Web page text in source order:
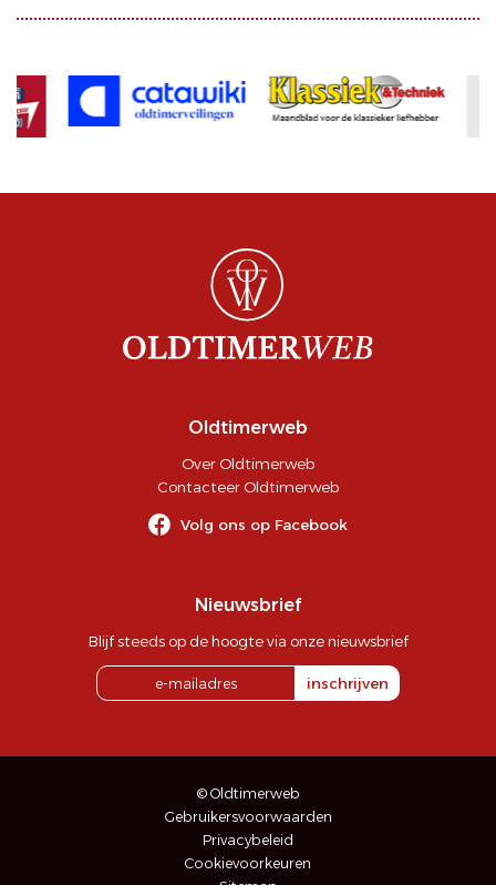
Oldtimerweb
Over Oldtimerweb
Contacteer Oldtimerweb
Volg ons op Facebook
Nieuwsbrief
Blijf steeds op de hoogte via onze nieuwsbrief
inschrijven
© Oldtimerweb
Gebruikersvoorwaarden
Privacybeleid
Cookievoorkeuren